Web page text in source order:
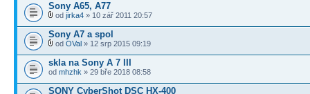
Sony A65, A77
od jirka4 » 10 zář 2011 20:57
Sony A7 a spol
od OVal » 12 srp 2015 09:19
skla na Sony A 7 III
od mhzhk » 29 bře 2018 08:58
SONY CyberShot DSC HX-400